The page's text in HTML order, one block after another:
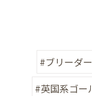
#ブリーダー
#英国系ゴー